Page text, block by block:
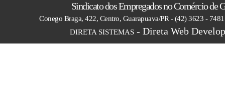
Sindicato dos Empregados no Comércio de
Conego Braga, 422, Centro, Guarapuava/PR - (42) 3623 -
DIRETA SISTEMAS- Direta Web